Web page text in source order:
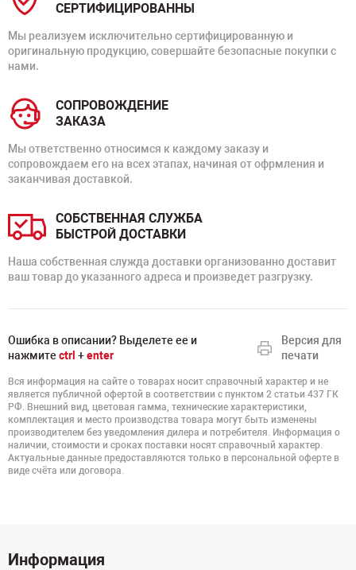
СЕРТИФИЦИРОВАННЫ
Мы реализуем исключительно сертифицированную и
оригинальную продукцию, совершайте безопасные покупки с
нами.
СОПРОВОЖДЕНИЕ
ЗАКАЗА
Мы ответственно относимся к каждому заказу и
сопровождаем его на всех этапах, начиная от офрмления и
заканчивая доставкой.
СОБСТВЕННАЯ СЛУЖБА
БЫСТРОЙ ДОСТАВКИ
Наша собственная служда доставки организованно доставит
ваш товар до указанного адреса и произведет разгрузку.
Ошибка в описании? Выделете ее и
нажмите ctrl +enter
Версия для
печати
Вся информация на сайте о товарах носит справочный характер и не
является публичной офертой в соответствии с пунктом 2 статьи 437 ГК
РФ. Внешний вид, цветовая гамма, технические характеристики,
комплектация и место производства товара могут быть изменены
производителем без уведомления дилера и потребителя. Информация о
наличии, стоимости и сроках поставки носят справочный характер.
Актуальные данные предоставляются только в персональной оферте в
виде счёта или договора.
Информация